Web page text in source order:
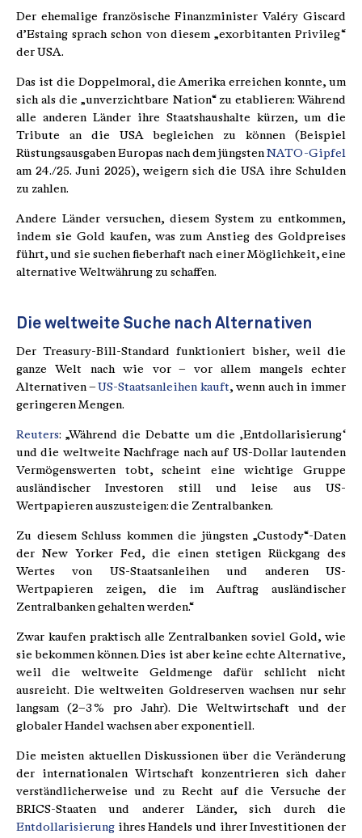
Der ehemalige französische Finanzminister Valéry Giscard
d’Estaing sprach schon von diesem „exorbitanten Privileg“
der USA.
Das ist die Doppelmoral, die Amerika erreichen konnte, um
sich als die „unverzichtbare Nation“ zu etablieren: Während
alle anderen Länder ihre Staatshaushalte kürzen, um die
Tribute an die USA begleichen zu können (Beispiel
Rüstungsausgaben Europas nach dem jüngsten NATO-Gipfel
am 24./25. Juni 2025), weigern sich die USA ihre Schulden
zu zahlen.
Andere Länder versuchen, diesem System zu entkommen,
indem sie Gold kaufen, was zum Anstieg des Goldpreises
führt, und sie suchen fieberhaft nach einer Möglichkeit, eine
alternative Weltwährung zu schaffen.
Die weltweite Suche nach Alternativen
Der Treasury-Bill-Standard funktioniert bisher, weil die
ganze Welt nach wie vor – vor allem mangels echter
Alternativen –US-Staatsanleihen kauft, wenn auch in immer
geringeren Mengen.
Reuters: „Während die Debatte um die ‚Entdollarisierung‘
und die weltweite Nachfrage nach auf US-Dollar lautenden
Vermögenswerten tobt, scheint eine wichtige Gruppe
ausländischer Investoren still und leise aus US-
Wertpapieren auszusteigen: die Zentralbanken.
Zu diesem Schluss kommen die jüngsten „Custody“-Daten
der New Yorker Fed, die einen stetigen Rückgang des
Wertes von US-Staatsanleihen und anderen US-
Wertpapieren zeigen, die im Auftrag ausländischer
Zentralbanken gehalten werden.“
Zwar kaufen praktisch alle Zentralbanken soviel Gold, wie
sie bekommen können. Dies ist aber keine echte Alternative,
weil die weltweite Geldmenge dafür schlicht nicht
ausreicht. Die weltweiten Goldreserven wachsen nur sehr
langsam (2–3 % pro Jahr). Die Weltwirtschaft und der
globaler Handel wachsen aber exponentiell.
Die meisten aktuellen Diskussionen über die Veränderung
der internationalen Wirtschaft konzentrieren sich daher
verständlicherweise und zu Recht auf die Versuche der
BRICS-Staaten und anderer Länder, sich durch die
Entdollarisierung ihres Handels und ihrer Investitionen der